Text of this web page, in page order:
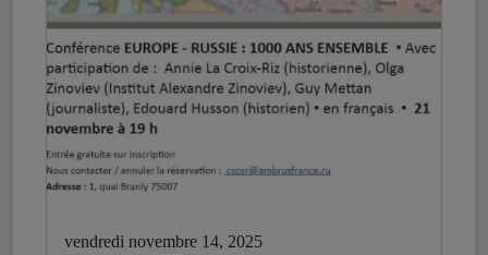
vendredi novembre 14, 2025